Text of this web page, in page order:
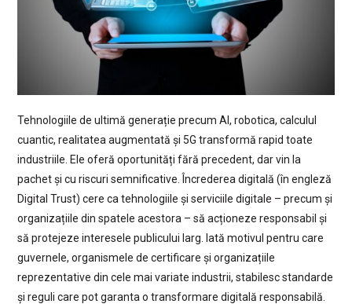
Tehnologiile de ultimă generație precum AI, robotica, calculul
cuantic, realitatea augmentată și 5G transformă rapid toate
industriile. Ele oferă oportunități fără precedent, dar vin la
pachet și cu riscuri semnificative. Încrederea digitală (în engleză
Digital Trust) cere ca tehnologiile și serviciile digitale – precum și
organizațiile din spatele acestora – să acționeze responsabil și
să protejeze interesele publicului larg. Iată motivul pentru care
guvernele, organismele de certificare și organizațiile
reprezentative din cele mai variate industrii, stabilesc standarde
și reguli care pot garanta o transformare digitală responsabilă.